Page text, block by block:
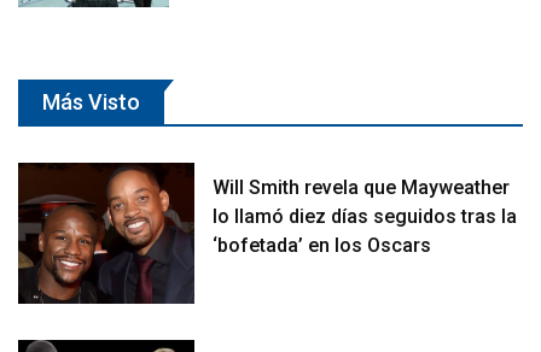
Más Visto
Will Smith revela que Mayweather
lo llamó diez días seguidos tras la
‘bofetada’ en los Oscars